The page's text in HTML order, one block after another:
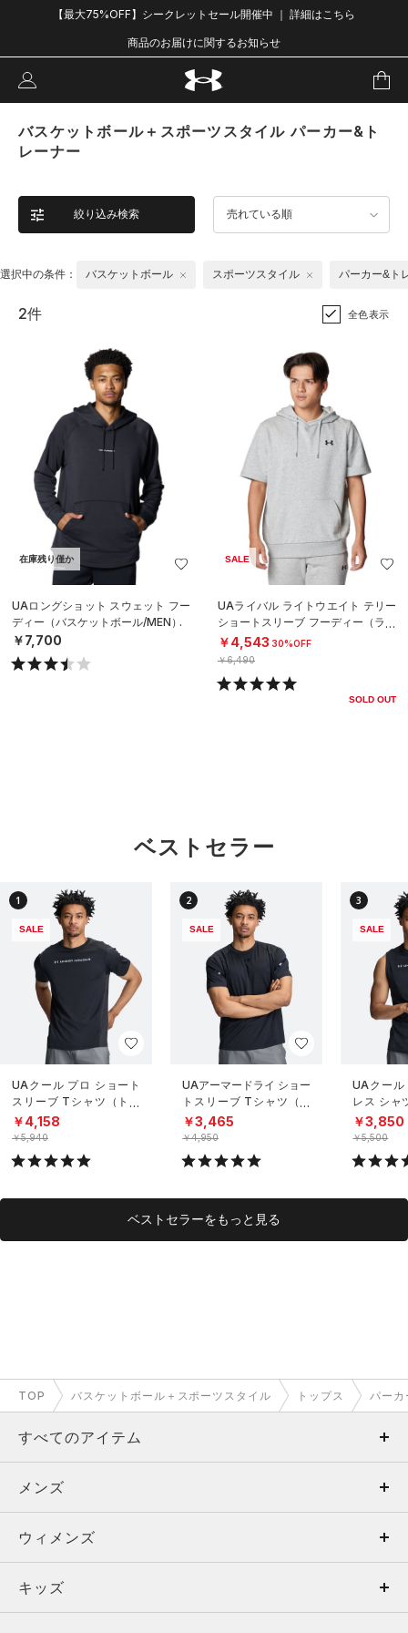
【最大75%OFF】シークレットセール開催中 ｜ 詳細はこちら
商品のお届けに関するお知らせ
バスケットボール＋スポーツスタイル パーカー&ト
レーナー
絞り込み検索 売れている順
選択中の条件： バスケットボール スポーツスタイル パーカー&ト
2件 全色表示
在庫残り僅か
UAロングショット スウェット フー
ディー（バスケットボール/MEN）
￥7,700
SALE
UAライバル ライトウエイト テリー
ショートスリーブ フーディー（ライ
フスタイル/MEN）
￥4,543 30%OFF
￥6,490
SOLD OUT
ベストセラー
1
SALE
UAクール プロ ショート
スリーブ Tシャツ（トレ
ーニング/MEN）
￥4,158
￥5,940
2
SALE
UAアーマードライ ショー
トスリーブ Tシャツ（ト
レーニング/MEN）
￥3,465
￥4,950
3
SALE
UAクール
レス シャ
グ/MEN）
￥3,850
￥5,500
ベストセラーをもっと見る
TOP バスケットボール＋スポーツスタイル トップス パー
すべてのアイテム
メンズ
ウィメンズ
キッズ
メンズ
トップス
ボトムス
ウィメンズ
トップス
キッズ